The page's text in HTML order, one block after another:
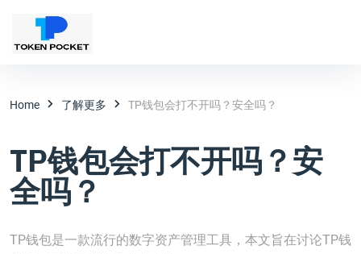
Home 了解更多 TP钱包会打不开吗？安全吗？
TP钱包会打不开吗？安
全吗？
TP钱包是一款流行的数字资产管理工具，本文旨在讨论TP钱